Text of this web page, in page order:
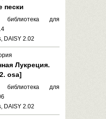
пески
библиотека для
DAISY 2.02
Лукреция.
osa]
библиотека для
DAISY 2.02